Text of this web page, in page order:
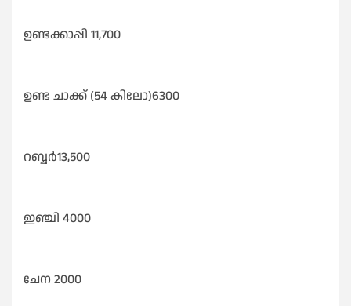
ഉണ്ടക്കാപ്പി 11,700
ഉണ്ട ചാക്ക് (54 കിലോ)6300
റബ്ബർ13,500
ഇഞ്ചി 4000
ചേന 2000